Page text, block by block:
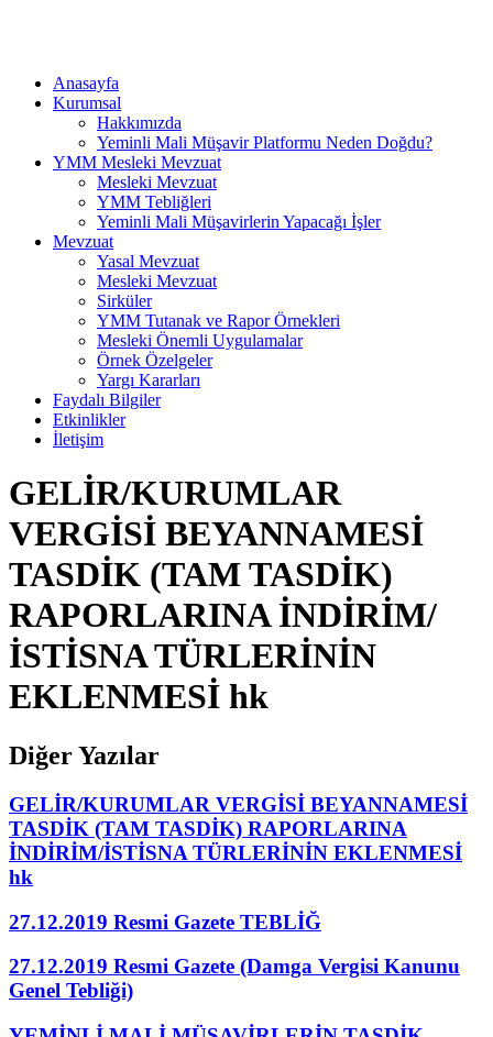
Anasayfa
Kurumsal
Hakkımızda
Yeminli Mali Müşavir Platformu Neden Doğdu?
YMM Mesleki Mevzuat
Mesleki Mevzuat
YMM Tebliğleri
Yeminli Mali Müşavirlerin Yapacağı İşler
Mevzuat
Yasal Mevzuat
Mesleki Mevzuat
Sirküler
YMM Tutanak ve Rapor Örnekleri
Mesleki Önemli Uygulamalar
Örnek Özelgeler
Yargı Kararları
Faydalı Bilgiler
Etkinlikler
İletişim
GELİR/KURUMLAR
VERGİSİ BEYANNAMESİ
TASDİK (TAM TASDİK)
RAPORLARINA İNDİRİM/
İSTİSNA TÜRLERİNİN
EKLENMESİ hk
Diğer Yazılar
GELİR/KURUMLAR VERGİSİ BEYANNAMESİ
TASDİK (TAM TASDİK) RAPORLARINA
İNDİRİM/İSTİSNA TÜRLERİNİN EKLENMESİ
hk
27.12.2019 Resmi Gazete TEBLİĞ
27.12.2019 Resmi Gazete (Damga Vergisi Kanunu
Genel Tebliği)